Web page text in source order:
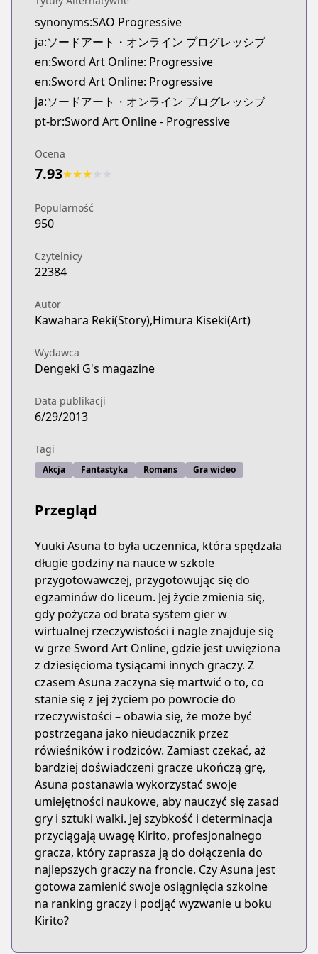
synonyms:SAO Progressive
ja:ソードアート・オンライン プログレッシブ
en:Sword Art Online: Progressive
en:Sword Art Online: Progressive
ja:ソードアート・オンライン プログレッシブ
pt-br:Sword Art Online - Progressive
Ocena
7.93★★★
Popularność
950
Czytelnicy
22384
Autor
Kawahara Reki(Story),Himura Kiseki(Art)
Wydawca
Dengeki G's magazine
Data publikacji
6/29/2013
Tagi
Akcja Fantastyka Romans Gra wideo
Przegląd
Yuuki Asuna to była uczennica, która spędzała
długie godziny na nauce w szkole
przygotowawczej, przygotowując się do
egzaminów do liceum. Jej życie zmienia się,
gdy pożycza od brata system gier w
wirtualnej rzeczywistości i nagle znajduje się
w grze Sword Art Online, gdzie jest uwięziona
z dziesięcioma tysiącami innych graczy. Z
czasem Asuna zaczyna się martwić o to, co
stanie się z jej życiem po powrocie do
rzeczywistości – obawia się, że może być
postrzegana jako nieudacznik przez
rówieśników i rodziców. Zamiast czekać, aż
bardziej doświadczeni gracze ukończą grę,
Asuna postanawia wykorzystać swoje
umiejętności naukowe, aby nauczyć się zasad
gry i sztuki walki. Jej szybkość i determinacja
przyciągają uwagę Kirito, profesjonalnego
gracza, który zaprasza ją do dołączenia do
najlepszych graczy na froncie. Czy Asuna jest
gotowa zamienić swoje osiągnięcia szkolne
na ranking graczy i podjąć wyzwanie u boku
Kirito?